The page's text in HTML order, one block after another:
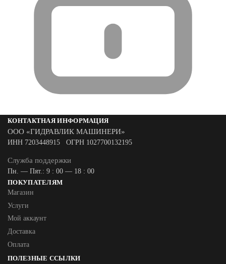
КОНТАКТНАЯ ИНФОРМАЦИЯ
ООО «ГИДРАВЛИК МАШИНЕРИ»
ИНН 7203448915 ОГРН 1027700132195
Служба поддержки
Пн. — Пят.: 9 : 00 — 18 : 00
ПОКУПАТЕЛЯМ
Магазин
Услуги
Мой аккаунт
Доставка
Оплата
ПОЛЕЗНЫЕ ССЫЛКИ